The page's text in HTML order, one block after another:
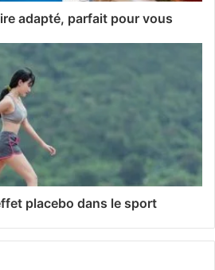
adapté, parfait pour vous
placebo dans le sport